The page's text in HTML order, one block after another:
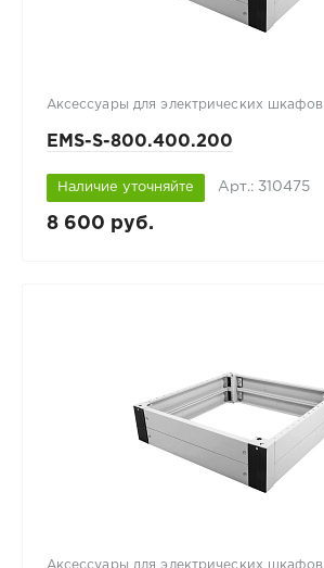
Аксессуары для электрических шкафов
EMS-S-800.400.200
Наличие уточняйте Арт.: 310475
8 600 руб.
Аксессуары для электрических шкафов